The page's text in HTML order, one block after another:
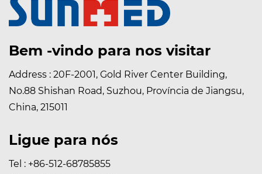
Bem -vindo para nos visitar
Address : 20F-2001, Gold River Center Building,
No.88 Shishan Road, Suzhou, Província de Jiangsu,
China, 215011
Ligue para nós
Tel : +86-512-68785855